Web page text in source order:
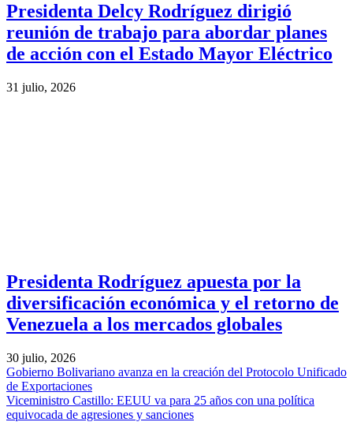
Presidenta Delcy Rodríguez dirigió
reunión de trabajo para abordar planes
de acción con el Estado Mayor Eléctrico
31 julio, 2026
Presidenta Rodríguez apuesta por la
diversificación económica y el retorno de
Venezuela a los mercados globales
30 julio, 2026
Gobierno Bolivariano avanza en la creación del Protocolo Unificado
de Exportaciones
Viceministro Castillo: EEUU va para 25 años con una política
equivocada de agresiones y sanciones